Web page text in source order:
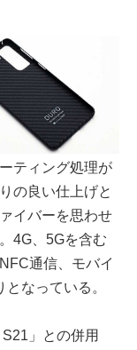
ティング処理が
の良い仕上げと
イバーを思わせ
4G、5Gを含む
通信、モバイ
なっている。
」との併用